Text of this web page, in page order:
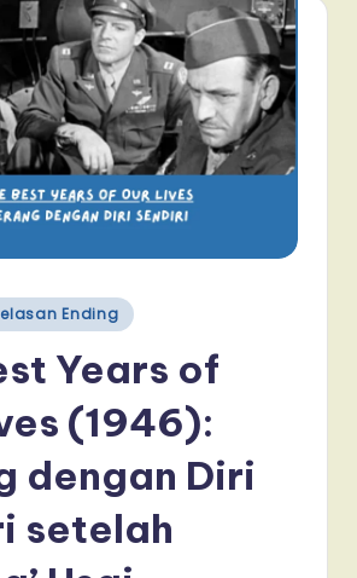
Ending
Years of
(1946):
dengan Diri
setelah